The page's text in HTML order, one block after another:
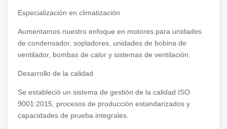
Especialización en climatización
Aumentamos nuestro enfoque en motores para unidades
de condensador, sopladores, unidades de bobina de
ventilador, bombas de calor y sistemas de ventilación.
Desarrollo de la calidad
Se estableció un sistema de gestión de la calidad ISO
9001:2015, procesos de producción estandarizados y
capacidades de prueba integrales.